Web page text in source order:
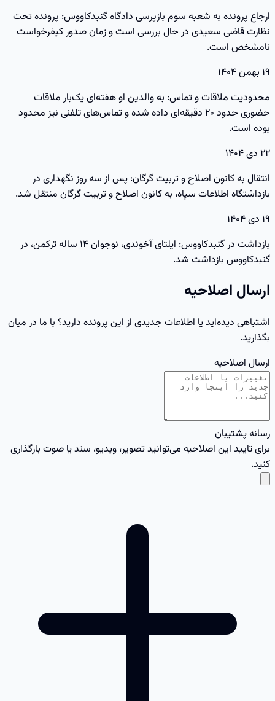
ارجاع پرونده به شعبه سوم بازپرسی دادگاه گنبدکاووس: پرونده تحت
نظارت قاضی سعیدی در حال بررسی است و زمان صدور کیفرخواست
نامشخص است.
۱۹ بهمن ۱۴۰۴
محدودیت ملاقات و تماس: به والدین او هفته‌ای یک‌بار ملاقات
حضوری حدود ۲۰ دقیقه‌ای داده شده و تماس‌های تلفنی نیز محدود
بوده است.
۲۲ دی ۱۴۰۴
انتقال به کانون اصلاح و تربیت گرگان: پس از سه روز نگهداری در
بازداشتگاه اطلاعات سپاه، به کانون اصلاح و تربیت گرگان منتقل شد.
۱۹ دی ۱۴۰۴
بازداشت در گنبدکاووس: ایلتای آخوندی، نوجوان ۱۴ ساله ترکمن، در
گنبدکاووس بازداشت شد.
ارسال اصلاحیه
اشتباهی دیده‌اید یا اطلاعات جدیدی از این پرونده دارید؟ با ما در میان
بگذارید.
ارسال اصلاحیه
رسانه پشتیبان
برای تایید این اصلاحیه می‌توانید تصویر، ویدیو، سند یا صوت بارگذاری
کنید.